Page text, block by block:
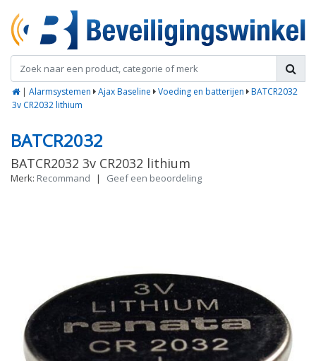
| Alarmsystemen Ajax Baseline Voeding en batterijen
BATCR2032
3v CR2032 lithium
BATCR2032
BATCR2032 3v CR2032 lithium
Merk: Recommand | Geef een beoordeling